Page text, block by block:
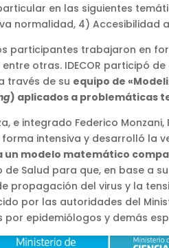
en las siguientes
normalidad, 4)
participantes trabajaron en
otras. IDECOR participó
través de su equipo de
) aplicados a problemáticas
e integrado Federico
intensiva y desarrolló la
un modelo matemático
Salud para que, en base a
propagación del virus y la
por las autoridades del
epidemiólogos y demás